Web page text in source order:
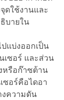
ดใช้งานและ
บายใน
แบ่งออกเป็น
เซอร์ และส่วน
หรือก๊าซต้าน
ซอร์คือไดอา
ความดัน